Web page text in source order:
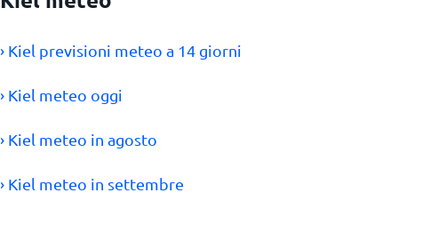
› Kiel previsioni meteo a 14 giorni
› Kiel meteo oggi
› Kiel meteo in agosto
› Kiel meteo in settembre